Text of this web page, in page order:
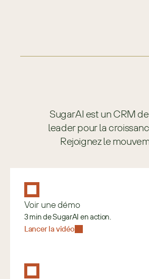
SugarAI est un CRM
leader pour la
Rejoignez le
Voir une démo
3 min de SugarAI en action.
Lancer la vidéo